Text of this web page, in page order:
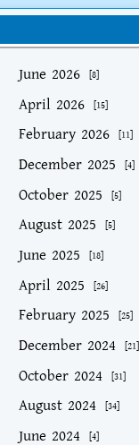
June 2026 [8]
April 2026 [15]
February 2026 [11]
December 2025 [4]
October 2025 [5]
August 2025 [5]
June 2025 [18]
April 2025 [26]
February 2025 [25]
December 2024 [21]
October 2024 [31]
August 2024 [34]
June 2024 [4]